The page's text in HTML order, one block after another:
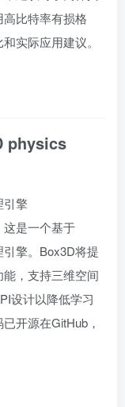
比特率有损格
实际应用建议。
physics
引擎
这是一个基于
擎。Box3D将提
，支持三维空间
设计以降低学习
开源在GitHub，